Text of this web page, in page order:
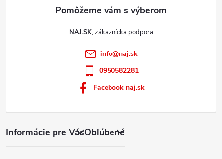
Informácie pre VásObľúbené
NAJ.SK
info@naj.sk
0950582281
Facebook naj.sk